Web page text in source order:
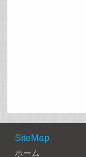
SiteMap
ホーム